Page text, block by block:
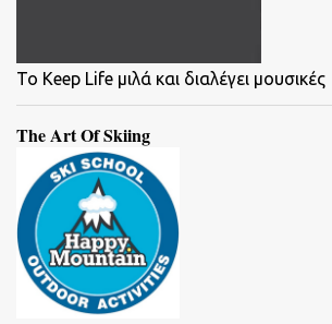
To Keep Life μιλά και διαλέγει μουσικές
The Art Of Skiing